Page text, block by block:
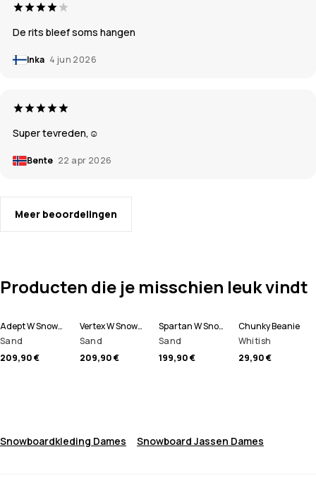
De rits bleef soms hangen
Inka 4 jun 2026
Super tevreden,☺️
Bente 22 apr 2026
Meer beoordelingen
Producten die je misschien leuk vindt
Adept W Snowboard jas Dames
Sand
209,90 €
Vertex W Snowboard jas Dames
Sand
209,90 €
Spartan W Snowboard jas Dames
Sand
199,90 €
Chunky Beanie
Whitish
29,90 €
Snowboardkleding Dames Snowboard Jassen Dames